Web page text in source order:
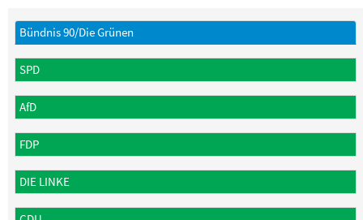
Bündnis 90/Die Grünen
SPD
AfD
FDP
DIE LINKE